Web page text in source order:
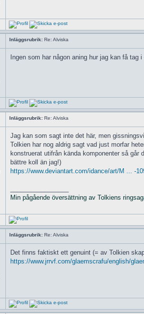
Inläggsrubrik: Re: Alviska
Ingen som har någon aning hur jag kan få tag i
Inläggsrubrik: Re: Alviska
Jag kan som sagt inte det här, men
Tolkien har nog aldrig sagt vad just morfar
konstruerat utifrån kända komponenter så
bättre koll än jag!)
https://www.deviantart.com/idance/art/M ... -
Min pågående översättning av Tolkiens
Inläggsrubrik: Re: Alviska
Det finns faktiskt ett genuint (= av Tolkien
https://www.jrrvf.com/glaemscrafu/english/